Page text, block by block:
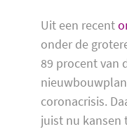
Uit een recent
onder de
89 procent van
coronacrisis.
juist nu kansen